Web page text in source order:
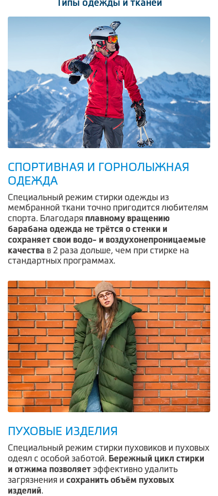
Типы одежды и тканей
СПОРТИВНАЯ И ГОРНОЛЫЖНАЯ
ОДЕЖДА
Cпециальный режим стирки одежды из
мембранной ткани точно пригодится любителям
спорта. Благодаря плавному вращению
барабана одежда не трётся о стенки и
сохраняет свои водо- и воздухонепроницаемые
качества в 2 раза дольше, чем при стирке на
стандартных программах.
ПУХОВЫЕ ИЗДЕЛИЯ
Cпециальный режим стирки пуховиков и пуховых
одеял с особой заботой. Бережный цикл стирки
и отжима позволяет эффективно удалить
загрязнения и сохранить объём пуховых
изделий.